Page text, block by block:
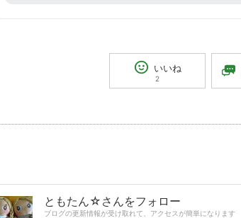
いいね
2
ともたん☆ さんをフォロー
ブログの更新情報が受け取れて、アクセスが簡単になります